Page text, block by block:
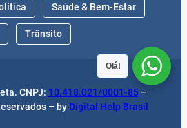
Saúde & Bem-Estar
Trânsito
CNPJ: 10.418.021/0001-85–
– by Digital Help Brasil
Olá!